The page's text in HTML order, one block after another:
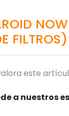
FILTROS)
este
a nuestros